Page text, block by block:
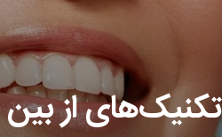
تکنیک‌های از